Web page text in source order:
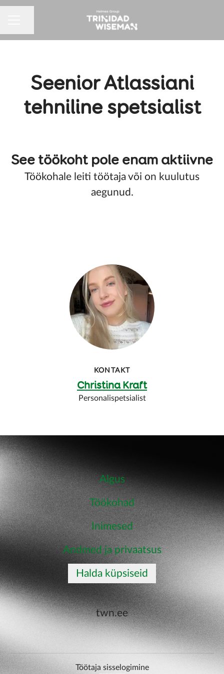
Seenior Atlassiani
tehniline spetsialist
See töökoht pole enam aktiivne
Töökohale leiti töötaja või on kuulutus
aegunud.
KONTAKT
Christina Kraft
Personalispetsialist
Algus
Töökohad
Inimesed
Andmed ja privaatsus
Halda küpsiseid
twn.ee
Töötaja sisselogimine